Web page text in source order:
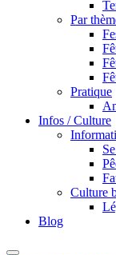
Par
Pratique
Infos / Culture
Culture
Blog